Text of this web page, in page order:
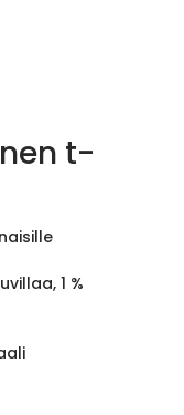
t-
1 %